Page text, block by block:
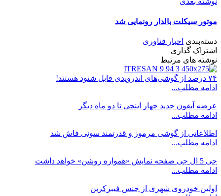
موتور سیکلت بالدار رونمایی شد
دسته‌بندی اخبار فناوری
اشتراک گذاری
نوشته های مرتبط
۷۴ درصد از گوشی‌های اندرویدی قابل شنود هستند!
ادامه مطلب...
عرضه آیفون جدید چهار اینچی تا دو ماه دیگر
ادامه مطلب...
اطلاعاتی از گوشی مرموز و قدرتمند سونی فاش شد
ادامه مطلب...
جی 5 ال جی صفحه نمایش «همواره روشن» خواهد داشت
ادامه مطلب...
اولین خودروی شهری از جنس فیبرکربن